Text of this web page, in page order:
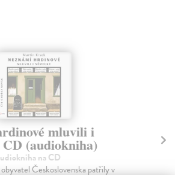
mluvili i
(audiokniha)
na CD
Československa patřily v